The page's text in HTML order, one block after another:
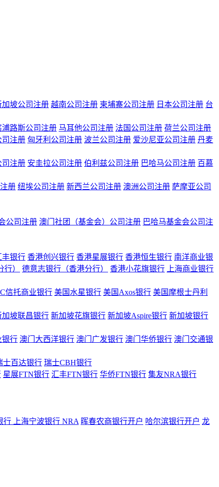
加坡公司注册 越南公司注册 柬埔寨公司注册 日本公司注册 台
浦路斯公司注册 马耳他公司注册 法国公司注册 荷兰公司注册
司注册 匈牙利公司注册 波兰公司注册 爱沙尼亚公司注册 丹麦
司注册 安圭拉公司注册 伯利兹公司注册 巴哈马公司注册 百慕
册 纽埃公司注册 新西兰公司注册 澳洲公司注册 萨摩亚公司
公司注册 澳门社团（基金会）公司注册 巴哈马基金会公司注
丰银行 香港创兴银行 香港星展银行 香港恒生银行 南洋商业银
）
德意志银行（香港分行） 香港小花旗银行 上海商业银行
信托商业银行 美国水星银行 美国Axos银行 美国摩根士丹利
加坡联昌银行 新加坡花旗银行 新加坡Aspire银行 新加坡银行
银行 澳门大西洋银行 澳门广发银行 澳门华侨银行 澳门交通银
士百达银行 瑞士CBH银行
星展FTN银行 汇丰FTN银行 华侨FTN银行 集友NRA银行
行 上海宁波银行 NRA 晖春农商银行开户 哈尔滨银行开户 龙